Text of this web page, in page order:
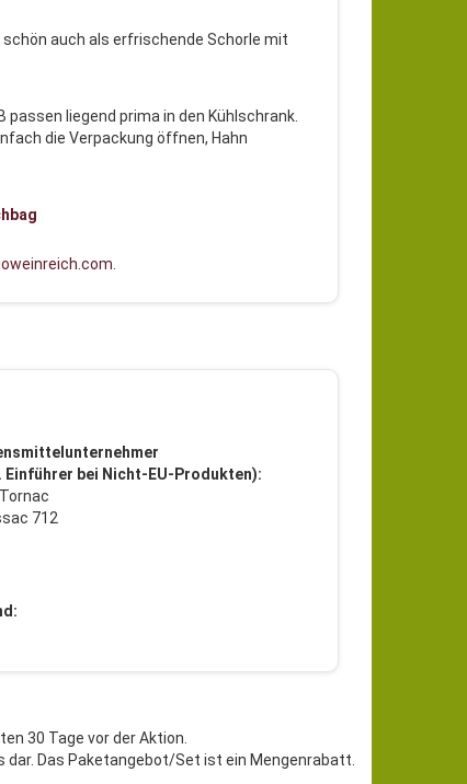
auch als erfrischende Schorle mit
passen liegend prima in den Kühlschrank.
die Verpackung öffnen, Hahn
Einführer bei Nicht-EU-Produkten):
712
30 Tage vor der Aktion.
Das Paketangebot/Set ist ein Mengenrabatt.